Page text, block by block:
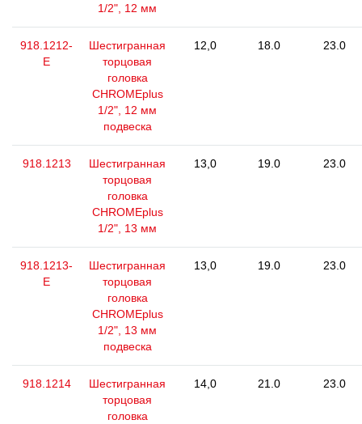
1/2", 12 мм
918.1212-
E
Шестигранная
торцовая
головка
CHROMEplus
1/2", 12 мм
подвеска
12,0 18.0 23.0
918.1213
Шестигранная
торцовая
головка
CHROMEplus
1/2", 13 мм
13,0 19.0 23.0
918.1213-
E
Шестигранная
торцовая
головка
CHROMEplus
1/2", 13 мм
подвеска
13,0 19.0 23.0
918.1214
Шестигранная
торцовая
головка
14,0 21.0 23.0